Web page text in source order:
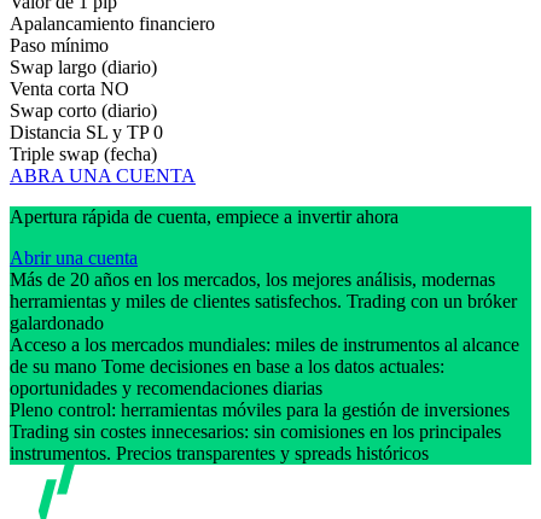
Apalancamiento financiero
Paso mínimo
Swap largo (diario)
Venta corta NO
Swap corto (diario)
Distancia SL y TP 0
Triple swap (fecha)
ABRA UNA CUENTA
Apertura rápida de cuenta, empiece a invertir ahora
Abrir una cuenta
Más de 20 años en los mercados, los mejores análisis, modernas
herramientas y miles de clientes satisfechos. Trading con un bróker
galardonado
Acceso a los mercados mundiales: miles de instrumentos al alcance
de su mano Tome decisiones en base a los datos actuales:
oportunidades y recomendaciones diarias
Pleno control: herramientas móviles para la gestión de inversiones
Trading sin costes innecesarios: sin comisiones en los principales
instrumentos. Precios transparentes y spreads históricos